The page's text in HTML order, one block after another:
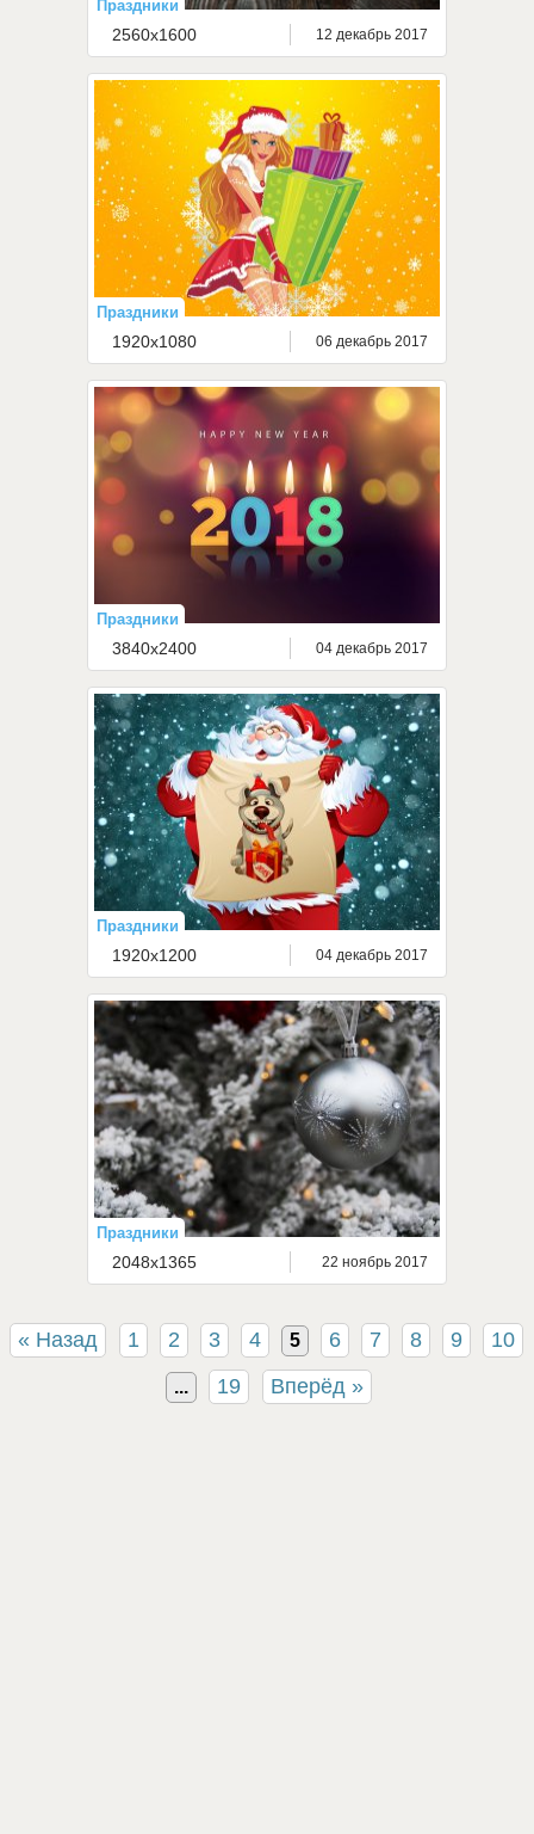
Праздники
2560x1600 12 декабрь 2017
Праздники
1920x1080 06 декабрь 2017
Праздники
3840x2400 04 декабрь 2017
Праздники
1920x1200 04 декабрь 2017
Праздники
2048x1365 22 ноябрь 2017
« Назад 1 2 3 4 5 6 7 8 9 10
... 19 Вперёд »